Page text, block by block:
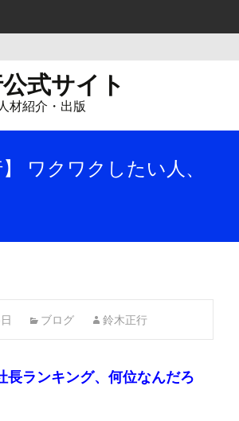
式サイト
材紹介・出版
】 ワクワクしたい人、
ブログ 鈴木正行
長ランキング、何位なんだろ